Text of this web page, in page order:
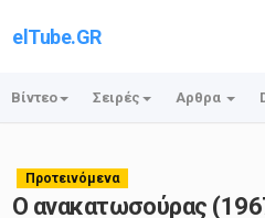
elTube.GR
Βίντεο Σειρές Αρθρα
Προτεινόμενα
Ο ανακατωσούρας